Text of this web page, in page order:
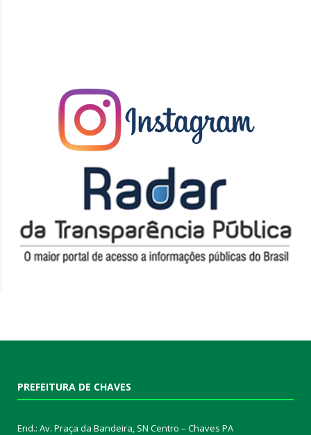
PREFEITURA DE CHAVES
End.: Av. Praça da Bandeira, SN Centro – Chaves PA